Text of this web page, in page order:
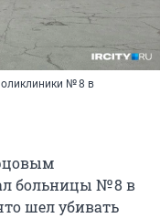
№ 8 в
больницы № 8 в
шел убивать